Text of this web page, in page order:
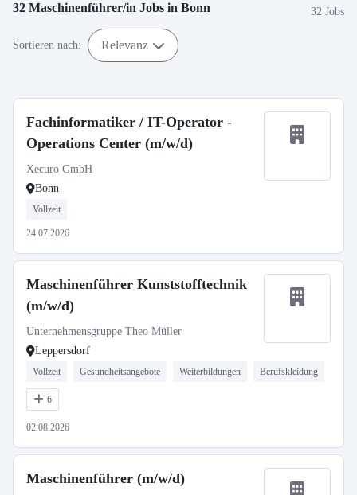
32 Maschinenführer/in Jobs in Bonn 32 Jobs
Sortieren nach: Relevanz
Fachinformatiker / IT-Operator -
Operations Center (m/w/d)
Xecuro GmbH
Bonn
Vollzeit
24.07.2026
Maschinenführer Kunststofftechnik
(m/w/d)
Unternehmensgruppe Theo Müller
Leppersdorf
Vollzeit Gesundheitsangebote Weiterbildungen Berufskleidung
6
02.08.2026
Maschinenführer (m/w/d)